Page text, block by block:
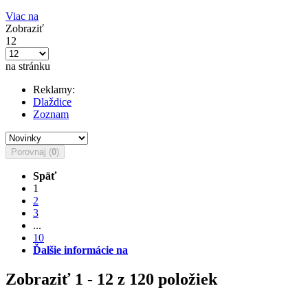
Viac na
Zobraziť
12
na stránku
Reklamy:
Dlaždice
Zoznam
Porovnaj (0)
Späť
1
2
3
...
10
Ďalšie informácie na
Zobraziť 1 - 12 z 120 položiek